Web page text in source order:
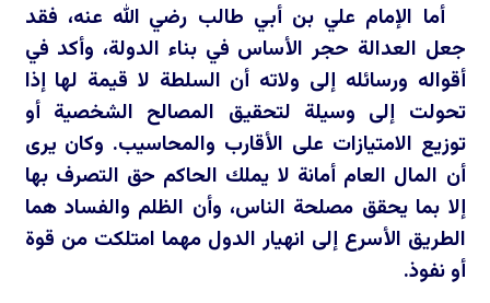
أما الإمام علي بن أبي طالب رضي الله عنه، فقد
جعل العدالة حجر الأساس في بناء الدولة، وأكد في
أقواله ورسائله إلى ولاته أن السلطة لا قيمة لها إذا
تحولت إلى وسيلة لتحقيق المصالح الشخصية أو
توزيع الامتيازات على الأقارب والمحاسيب. وكان يرى
أن المال العام أمانة لا يملك الحاكم حق التصرف بها
إلا بما يحقق مصلحة الناس، وأن الظلم والفساد هما
الطريق الأسرع إلى انهيار الدول مهما امتلكت من قوة
أو نفوذ.